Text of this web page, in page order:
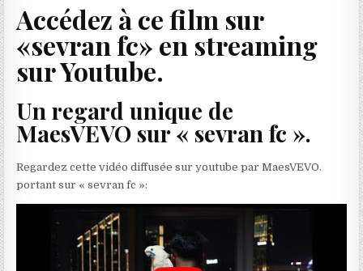
Accédez à ce film sur
«sevran fc» en streaming
sur Youtube.
Un regard unique de
MaesVEVO sur « sevran fc ».
Regardez cette vidéo diffusée sur youtube par MaesVEVO.
portant sur « sevran fc »: